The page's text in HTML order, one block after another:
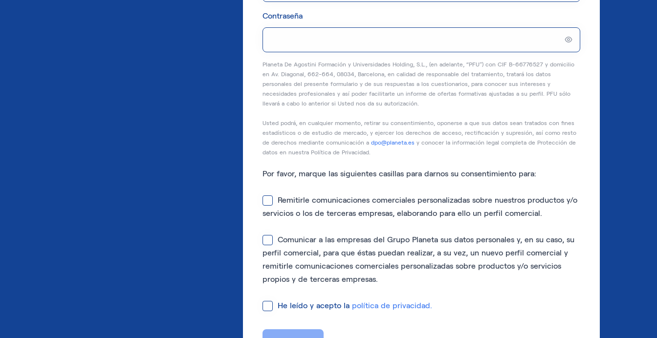
Contraseña
Planeta De Agostini Formación y Universidades Holding, S.L., (en adelante, “PFU”) con CIF B-66776527 y domicilio
en Av. Diagonal, 662-664, 08034, Barcelona, en calidad de responsable del tratamiento, tratará los datos
personales del presente formulario y de sus respuestas a los cuestionarios, para conocer sus intereses y
necesidades profesionales y así poder facilitarte un informe de ofertas formativas ajustadas a su perfil. PFU sólo
llevará a cabo lo anterior si Usted nos da su autorización.
Usted podrá, en cualquier momento, retirar su consentimiento, oponerse a que sus datos sean tratados con fines
estadísticos o de estudio de mercado, y ejercer los derechos de acceso, rectificación y supresión, así como resto
de derechos mediante comunicación a dpo@planeta.es y conocer la información legal completa de Protección de
datos en nuestra Política de Privacidad.
Por favor, marque las siguientes casillas para darnos su consentimiento para:
Remitirle comunicaciones comerciales personalizadas sobre nuestros productos y/o
servicios o los de terceras empresas, elaborando para ello un perfil comercial.
Comunicar a las empresas del Grupo Planeta sus datos personales y, en su caso, su
perfil comercial, para que éstas puedan realizar, a su vez, un nuevo perfil comercial y
remitirle comunicaciones comerciales personalizadas sobre productos y/o servicios
propios y de terceras empresas.
He leído y acepto la política de privacidad.